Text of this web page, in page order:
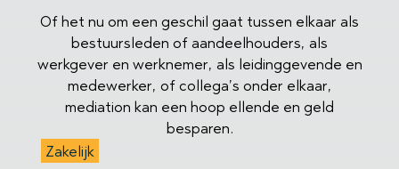
Of het nu om een geschil gaat tussen elkaar als
bestuursleden of aandeelhouders, als
werkgever en werknemer, als leidinggevende en
medewerker, of collega’s onder elkaar,
mediation kan een hoop ellende en geld
besparen.
Zakelijk